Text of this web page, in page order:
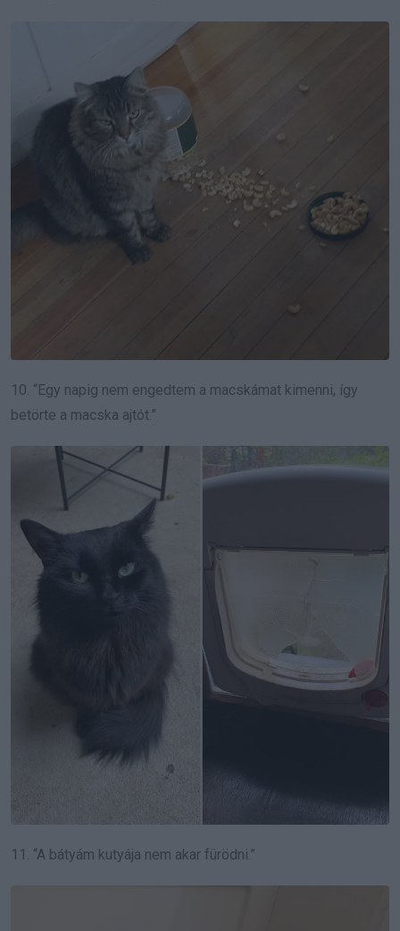
10. “Egy napig nem engedtem a macskámat kimenni, így
betörte a macska ajtót.”
11. “A bátyám kutyája nem akar fürödni.”